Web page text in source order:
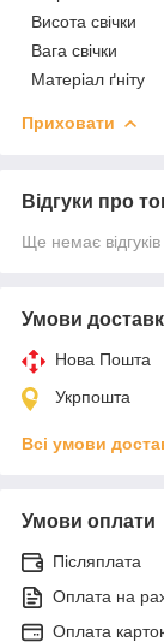
Висота свічки
Вага свічки
Матеріал ґніту
Приховати
Відгуки про
Ще немає
Умови
Нова Пошта
Укрпошта
Всі умови
Умови оплати
Післяплата
Оплата на
Оплата